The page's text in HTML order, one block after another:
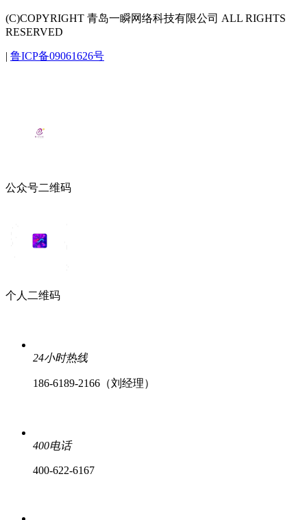
(C)COPYRIGHT 青岛一瞬网络科技有限公司 ALL RIGHTS
RESERVED
| 鲁ICP备09061626号
公众号二维码
个人二维码
24小时热线
186-6189-2166（刘经理）
400电话
400-622-6167